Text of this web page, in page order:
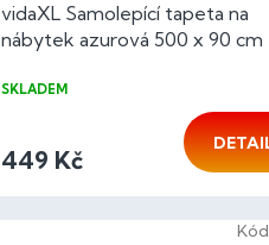
vidaXL Samolepící tapeta na
nábytek azurová 500 x 90 cm
SKLADEM
449 Kč